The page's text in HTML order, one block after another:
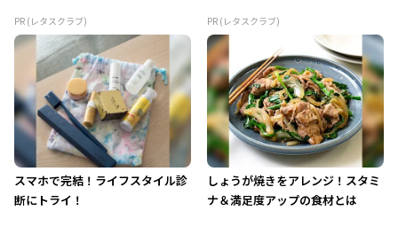
PR (レタスクラブ) PR (レタスクラブ)
スマホで完結！ライフスタイル診
断にトライ！
しょうが焼きをアレンジ！スタミ
ナ＆満足度アップの食材とは